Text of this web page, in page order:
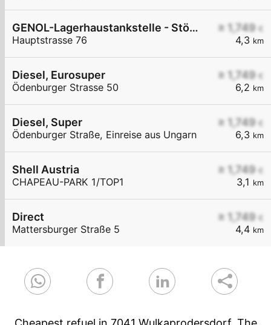
≥ 1,749 €
4,3 km
GENOL-Lagerhaustankstelle - Stöttera
Hauptstrasse 76
≥ 1,749 €
6,2 km
Diesel, Eurosuper
Ödenburger Strasse 50
≥ 1,749 €
6,3 km
Diesel, Super
Ödenburger Straße, Einreise aus Ungarn
≥ 1,749 €
3,1 km
Shell Austria
CHAPEAU-PARK 1/TOP1
≥ 1,749 €
4,4 km
Direct
Mattersburger Straße 5